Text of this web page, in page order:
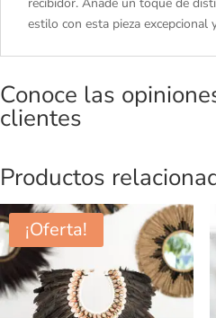
estilo con esta pieza excepcional
Conoce las
clientes
Productos
¡Oferta!